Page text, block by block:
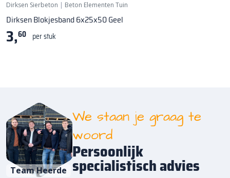
Dirksen Sierbeton | Beton Elementen Tuin
Dirksen Blokjesband 6x25x50 Geel
3,60 per stuk
Team Heerde
We staan je graag te
woord
Persoonlijk
specialistisch advies